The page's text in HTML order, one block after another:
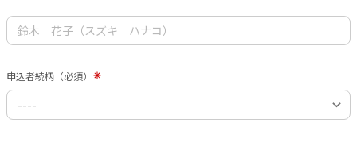
申込者続柄（必須）